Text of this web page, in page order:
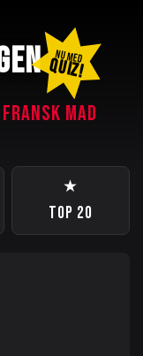
NU MED
QUIZ!
MAD
★
TOP 20